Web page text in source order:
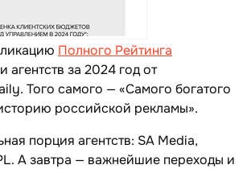
Полного Рейтинга
агентств за 2024 год от
Того самого — «Самого богатого
российской рекламы».
порция агентств: SA Media,
А завтра — важнейшие переходы и